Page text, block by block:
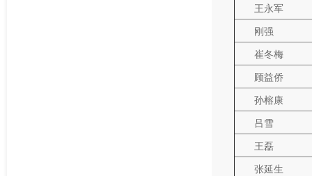
王永军
刚强
崔冬梅
顾益侨
孙榕康
吕雪
王磊
张延生